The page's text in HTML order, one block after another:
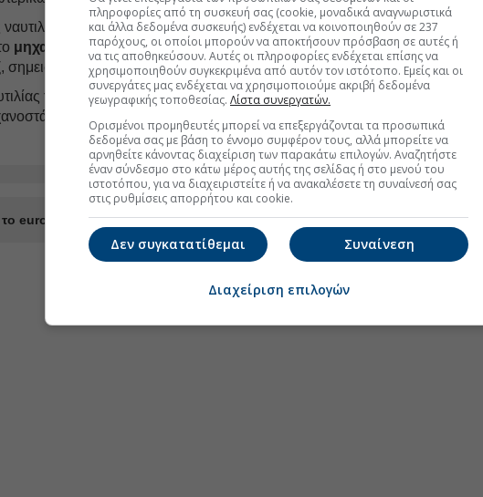
εταιρείας HMM είπε στο πρακτορείο Reuters ότι
μηχανοστάσιοενός από τα πλοία της που βρίσκονται στα
ότι τα αίτια είναι ακόμη υπό διερεύνηση.
της Νότιας Κορέας από την πλευρά του έκανε λόγο για
euro2day.gr στο Discover
πληροφορίες από τη συσκευή σας (cookie, μοναδικά αναγνωριστικά
και άλλα δεδομένα συσκευής) ενδέχεται να κοινοποιηθούν σε 237
παρόχους, οι οποίοι μπορούν να αποκτήσουν πρόσβαση σε αυτές ή
να τις αποθηκεύσουν. Αυτές οι πληροφορίες ενδέχεται επίσης να
χρησιμοποιηθούν συγκεκριμένα από αυτόν τον ιστότοπο. Εμείς και οι
συνεργάτες μας ενδέχεται να χρησιμοποιούμε ακριβή δεδομένα
γεωγραφικής τοποθεσίας. Λίστα συνεργατών.
Ορισμένοι προμηθευτές μπορεί να επεξεργάζονται τα προσωπικά
δεδομένα σας με βάση το έννομο συμφέρον τους, αλλά μπορείτε να
αρνηθείτε κάνοντας διαχείριση των παρακάτω επιλογών. Αναζητήστε
έναν σύνδεσμο στο κάτω μέρος αυτής της σελίδας ή στο μενού του
ιστοτόπου, για να διαχειριστείτε ή να ανακαλέσετε τη συναίνεσή σας
στις ρυθμίσεις απορρήτου και cookie.
Συναίνεση
Δεν συγκατατίθεμαι
Διαχείριση επιλογών